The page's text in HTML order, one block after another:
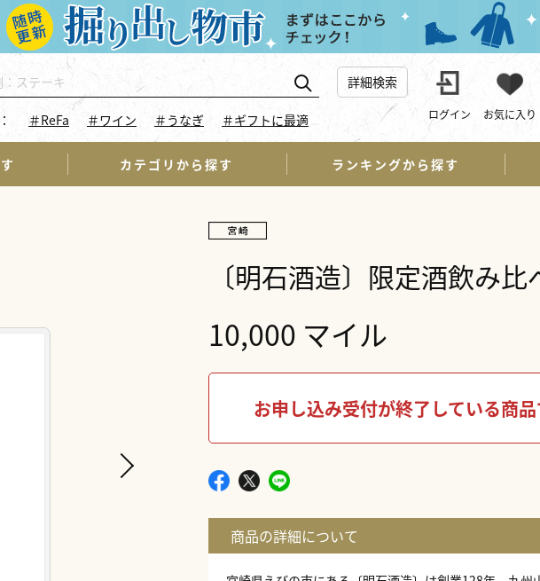
詳細検索
＃ReFa ＃ワイン ＃うなぎ ＃ギフトに最適 ログイン お気に入り
カテゴリから探す ランキングから探す
〔明石酒造〕限定酒飲み比
10,000 マイル
お申し込み受付が終了している商